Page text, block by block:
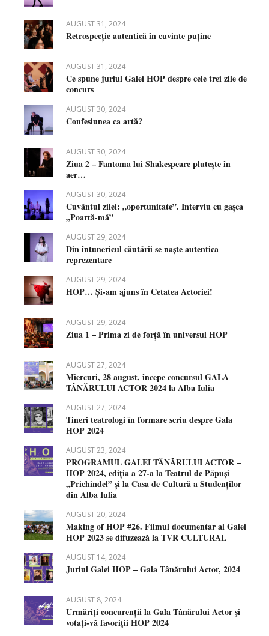
AUGUST 31, 2024
Retrospecție autentică în cuvinte puține
AUGUST 31, 2024
Ce spune juriul Galei HOP despre cele trei zile de
concurs
AUGUST 30, 2024
Confesiunea ca artă?
AUGUST 30, 2024
Ziua 2 – Fantoma lui Shakespeare plutește în
aer…
AUGUST 30, 2024
Cuvântul zilei: „oportunitate”. Interviu cu gașca
„Poartă-mă”
AUGUST 29, 2024
Din întunericul căutării se naște autentica
reprezentare
AUGUST 29, 2024
HOP… Și-am ajuns în Cetatea Actoriei!
AUGUST 29, 2024
Ziua 1 – Prima zi de forță în universul HOP
AUGUST 27, 2024
Miercuri, 28 august, începe concursul GALA
TÂNĂRULUI ACTOR 2024 la Alba Iulia
AUGUST 27, 2024
Tineri teatrologi în formare scriu despre Gala
HOP 2024
AUGUST 23, 2024
PROGRAMUL GALEI TÂNĂRULUI ACTOR –
HOP 2024, ediția a 27-a la Teatrul de Păpuși
„Prichindel” și la Casa de Cultură a Studenților
din Alba Iulia
AUGUST 20, 2024
Making of HOP #26. Filmul documentar al Galei
HOP 2023 se difuzează la TVR CULTURAL
AUGUST 14, 2024
Juriul Galei HOP – Gala Tânărului Actor, 2024
AUGUST 8, 2024
Urmăriţi concurenții la Gala Tânărului Actor şi
votaţi-vă favoriții HOP 2024